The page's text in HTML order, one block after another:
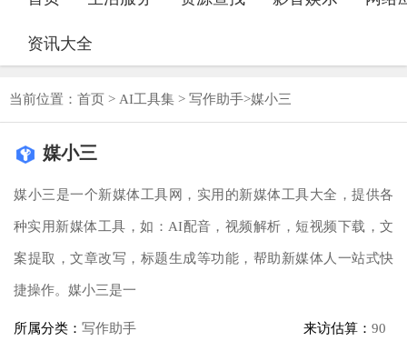
资讯大全
当前位置： 首页 > AI工具集 > 写作助手>媒小三
媒小三
媒小三是一个新媒体工具网，实用的新媒体工具大全，提供各
种实用新媒体工具，如：AI配音，视频解析，短视频下载，文
案提取，文章改写，标题生成等功能，帮助新媒体人一站式快
捷操作。媒小三是一
所属分类： 写作助手 来访估算： 90